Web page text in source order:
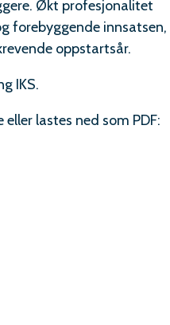
Økt profesjonalitet
forebyggende innsatsen,
oppstartsår.
IKS.
lastes ned som PDF: